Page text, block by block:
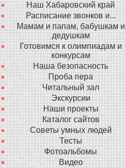
Наш Хабаровский край
Расписание звонков и...
Мамам и папам, бабушкам и
дедушкам
Готовимся к олимпиадам и
конкурсам
Наша безопасность
Проба пера
Читальный зал
Экскурсии
Наши проекты
Каталог сайтов
Советы умных людей
Тесты
Фотоальбомы
Видео